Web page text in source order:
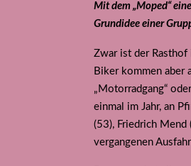
Mit dem „Moped“
Grundidee einer
Zwar ist der
Biker kommen aber
„Motorradgang“
einmal im Jahr, an
(53), Friedrich Mend
vergangenen